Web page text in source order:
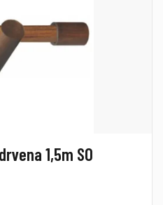
1,5m SO